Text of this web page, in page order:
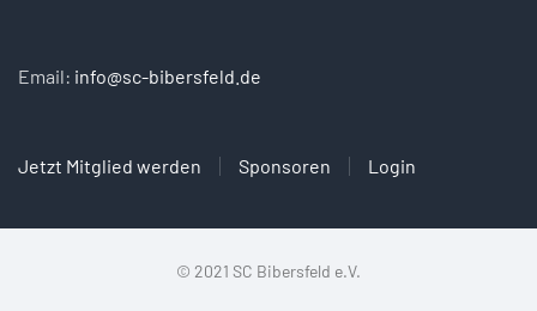
Email: info@sc-bibersfeld.de
Jetzt Mitglied werden Sponsoren Login
© 2021 SC Bibersfeld e.V.